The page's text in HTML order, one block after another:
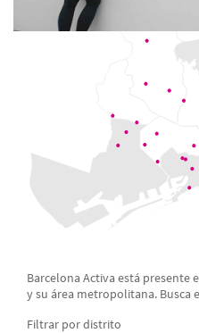
Barcelona Activa está presente
y su área metropolitana. Busca
Filtrar por distrito